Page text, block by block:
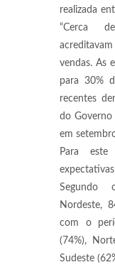
realizada
“Cerca
vendas. As
para 30%
recentes
do Governo
em
Para
Segundo
Nordeste,
com o
(74%),
Sudeste